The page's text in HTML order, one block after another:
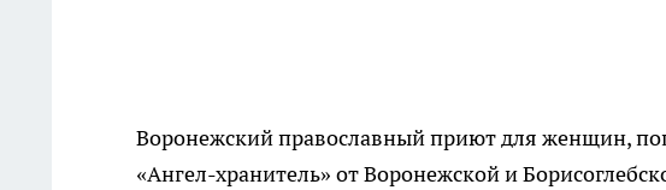
Воронежский православный приют для женщин,
«Ангел-хранитель» от Воронежской и